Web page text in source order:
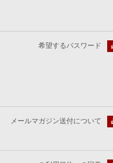
希望するパスワード
メールマガジン送付について